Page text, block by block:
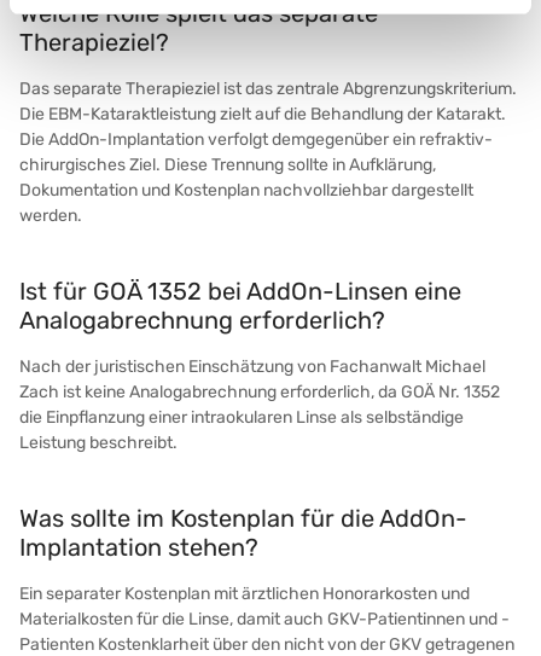
Welche Rolle spielt das separate
Therapieziel?
Das separate Therapieziel ist das zentrale Abgrenzungskriterium.
Die EBM-Kataraktleistung zielt auf die Behandlung der Katarakt.
Die AddOn-Implantation verfolgt demgegenüber ein refraktiv-
chirurgisches Ziel. Diese Trennung sollte in Aufklärung,
Dokumentation und Kostenplan nachvollziehbar dargestellt
werden.
Ist für GOÄ 1352 bei AddOn-Linsen eine
Analogabrechnung erforderlich?
Nach der juristischen Einschätzung von Fachanwalt Michael
Zach ist keine Analogabrechnung erforderlich, da GOÄ Nr. 1352
die Einpflanzung einer intraokularen Linse als selbständige
Leistung beschreibt.
Was sollte im Kostenplan für die AddOn-
Implantation stehen?
Ein separater Kostenplan mit ärztlichen Honorarkosten und
Materialkosten für die Linse, damit auch GKV-Patientinnen und -
Patienten Kostenklarheit über den nicht von der GKV getragenen